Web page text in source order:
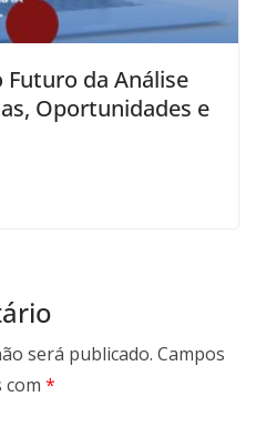
da Análise
Oportunidades e
será publicado. Campos
*